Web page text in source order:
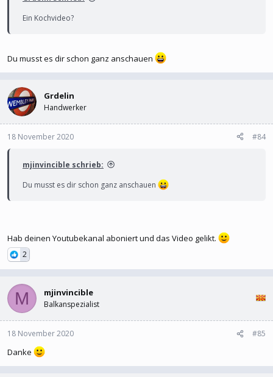
Ein Kochvideo?
Du musst es dir schon ganz anschauen
Grdelin
Handwerker
18 November 2020 #84
mjinvincible schrieb:
Du musst es dir schon ganz anschauen
Hab deinen Youtubekanal aboniert und das Video gelikt.
2
M mjinvincible
Balkanspezialist
18 November 2020 #85
Danke